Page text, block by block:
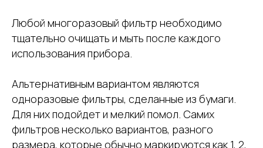
Любой многоразовый фильтр необходимо
тщательно очищать и мыть после каждого
использования прибора.
Альтернативным вариантом являются
одноразовые фильтры, сделанные из бумаги.
Для них подойдет и мелкий помол. Самих
фильтров несколько вариантов, разного
размера, которые обычно маркируются как 1, 2,